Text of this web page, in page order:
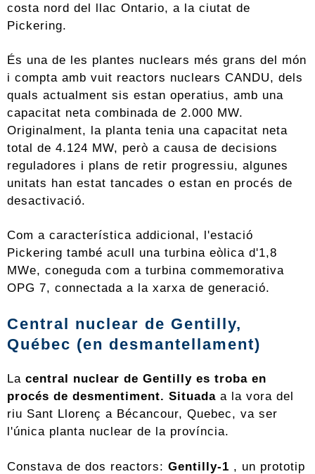
costa nord del llac Ontario, a la ciutat de
Pickering.
És una de les plantes nuclears més grans del món
i compta amb vuit reactors nuclears CANDU, dels
quals actualment sis estan operatius, amb una
capacitat neta combinada de 2.000 MW.
Originalment, la planta tenia una capacitat neta
total de 4.124 MW, però a causa de decisions
reguladores i plans de retir progressiu, algunes
unitats han estat tancades o estan en procés de
desactivació.
Com a característica addicional, l'estació
Pickering també acull una turbina eòlica d'1,8
MWe, coneguda com a turbina commemorativa
OPG 7, connectada a la xarxa de generació.
Central nuclear de Gentilly,
Québec (en desmantellament)
La central nuclear de Gentilly es troba en
procés de desmentiment. Situada a la vora del
riu Sant Llorenç a Bécancour, Quebec, va ser
l'única planta nuclear de la província.
Constava de dos reactors: Gentilly-1 , un prototip